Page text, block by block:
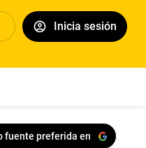
Inicia sesión
fuente preferida en